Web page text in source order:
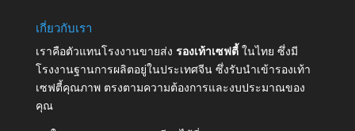
เกี่ยวกับเรา
เราคือตัวแทนโรงงานขายส่ง รองเท้าเซฟตี้ ในไทย ซึ่งมี
โรงงานฐานการผลิตอยู่ในประเทศจีน ซึ่งรับนำเข้ารองเท้า
เซฟตี้คุณภาพ ตรงตามความต้องการและงบประมาณของ
คุณ